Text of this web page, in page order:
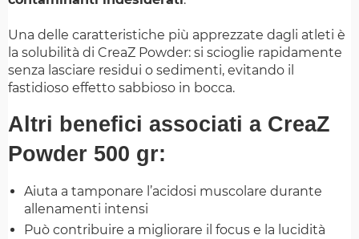
Una delle caratteristiche più apprezzate dagli atleti è
la solubilità di CreaZ Powder: si scioglie rapidamente
senza lasciare residui o sedimenti, evitando il
fastidioso effetto sabbioso in bocca.
Altri benefici associati a CreaZ
Powder 500 gr:
Aiuta a tamponare l’acidosi muscolare durante
allenamenti intensi
Può contribuire a migliorare il focus e la lucidità